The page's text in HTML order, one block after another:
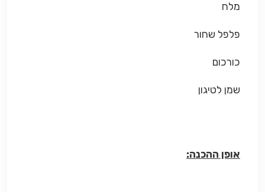
מלח
פלפל שחור
כורכום
שמן לטיגון
אופן ההכנה: